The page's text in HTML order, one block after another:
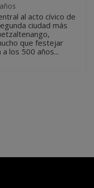
al acto cívico de
ciudad más
que festejar
los 500 años...